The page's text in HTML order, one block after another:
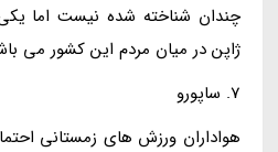
چندان شناخته شده نیست اما
ژاپن در میان مردم این کشور می
7. ساپورو
هواداران ورزش های زمستانی